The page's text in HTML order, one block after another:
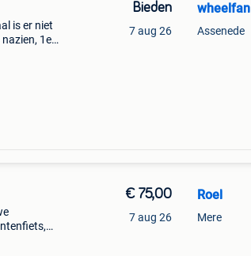
is er niet
1e
Bieden
7 aug 26
wheelfan
Assenede
€ 75,00
7 aug 26
Roel
Mere